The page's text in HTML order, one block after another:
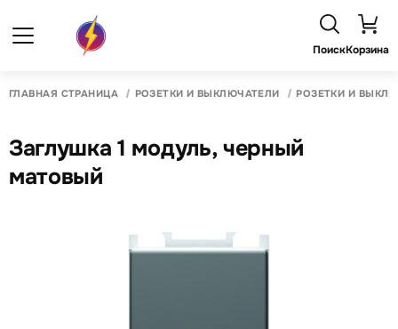
ПоискКорзина
ГЛАВНАЯ СТРАНИЦА РОЗЕТКИ И ВЫКЛЮЧАТЕЛИ РОЗЕТКИ И
Заглушка 1 модуль, черный
матовый